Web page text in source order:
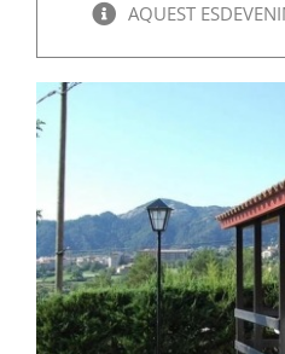
AQUEST